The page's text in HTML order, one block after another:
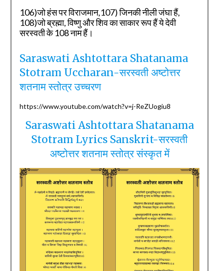
106)जो हंस पर विराजमान,107) जिनकी नीली जंघा हैं,
108)जो ब्रह्मा, विष्णु और शिव का साकार रूप हैं ये देवी
सरस्वती के 108 नाम हैं।
Saraswati Ashtottara Shatanama
Stotram Uccharan-सरस्वती अष्टोत्तर
शतनाम स्तोत्र उच्चरण
https://www.youtube.com/watch?v=j-ReZUogiu8
Saraswati Ashtottara Shatanama
Stotram Lyrics Sanskrit-सरस्वती
अष्टोत्तर शतनाम स्तोत्र संस्कृत में